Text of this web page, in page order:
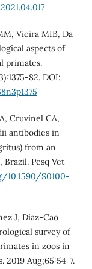
Vieira MIB, Da
aspects of
primates.
82. DOI:
Cruvinel CA,
antibodies in
from an
Pesq Vet
S0100-
J, Díaz-Cao
survey of
in zoos in
Aug;65:54-7.